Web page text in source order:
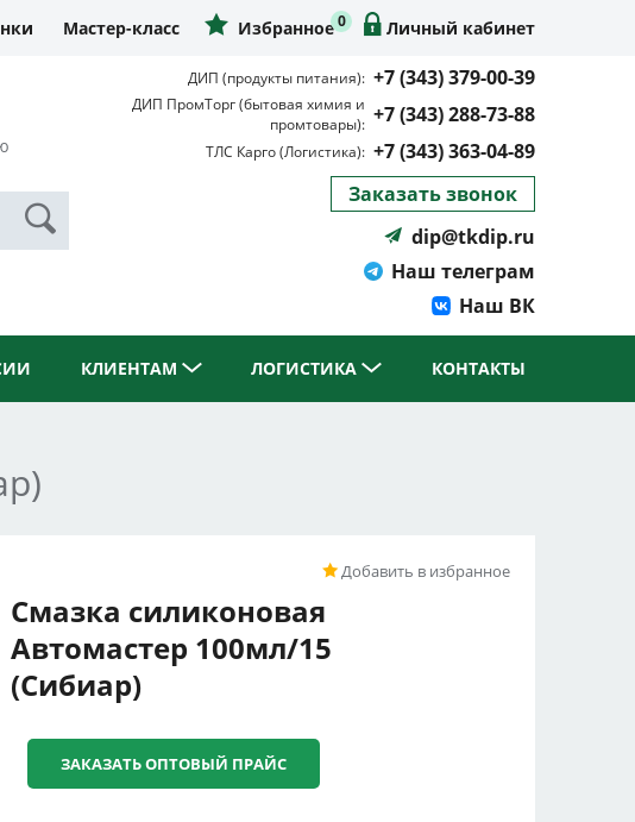
Мастер-класс Избранное0 Личный кабинет
ДИП (продукты питания): +7 (343) 379-00-39
ДИП ПромТорг (бытовая химия и
промтовары): +7 (343) 288-73-88
ТЛС Карго (Логистика): +7 (343) 363-04-89
Заказать звонок
dip@tkdip.ru
Наш телеграм
Наш ВК
КЛИЕНТАМ ЛОГИСТИКА КОНТАКТЫ
Добавить в избранное
Смазка силиконовая
Автомастер 100мл/15
(Сибиар)
ЗАКАЗАТЬ ОПТОВЫЙ ПРАЙС